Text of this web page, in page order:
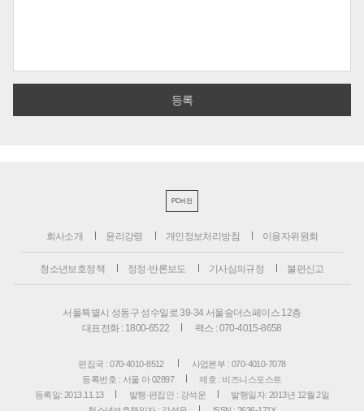
PC버전
회사소개 윤리강령 개인정보처리방침 이용자위원회
청소년보호정책 정정·반론보도 기사심의규정 불편신고
서울특별시 성동구 성수일로 39-34 서울숲더스페이스 12층
대표전화 : 1800-6522
팩스 : 070-4015-8658
편집국 : 070-4010-8512
사업본부 : 070-4010-7078
등록번호 : 서울 아 02897
제호 : 비즈니스포스트
등록일: 2013.11.13
발행·편집인 : 강석운
발행일자: 2013년 12월 2일